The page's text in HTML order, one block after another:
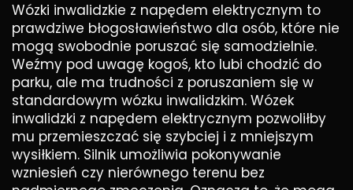
Wózki inwalidzkie z napędem elektrycznym to
prawdziwe błogosławieństwo dla osób, które nie
mogą swobodnie poruszać się samodzielnie.
Weźmy pod uwagę kogoś, kto lubi chodzić do
parku, ale ma trudności z poruszaniem się w
standardowym wózku inwalidzkim. Wózek
inwalidzki z napędem elektrycznym pozwoliłby
mu przemieszczać się szybciej i z mniejszym
wysiłkiem. Silnik umożliwia pokonywanie
wzniesień czy nierównego terenu bez